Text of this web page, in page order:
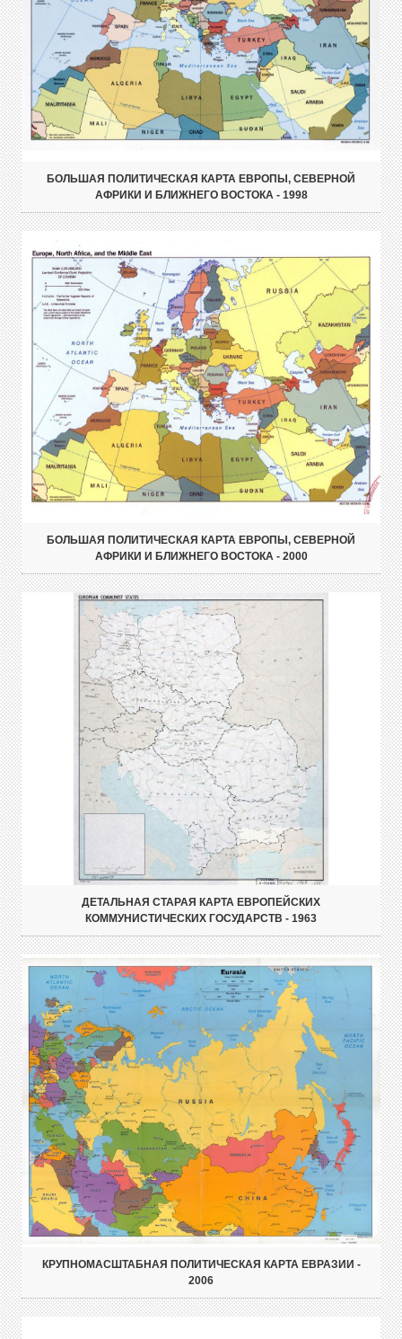
БОЛЬШАЯ ПОЛИТИЧЕСКАЯ КАРТА ЕВРОПЫ, СЕВЕРНОЙ
АФРИКИ И БЛИЖНЕГО ВОСТОКА - 1998
БОЛЬШАЯ ПОЛИТИЧЕСКАЯ КАРТА ЕВРОПЫ, СЕВЕРНОЙ
АФРИКИ И БЛИЖНЕГО ВОСТОКА - 2000
ДЕТАЛЬНАЯ СТАРАЯ КАРТА ЕВРОПЕЙСКИХ
КОММУНИСТИЧЕСКИХ ГОСУДАРСТВ - 1963
КРУПНОМАСШТАБНАЯ ПОЛИТИЧЕСКАЯ КАРТА ЕВРАЗИИ -
2006